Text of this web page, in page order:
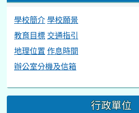
學校簡介學校願景
教育目標 交通指引
地理位置 作息時間
辦公室分機及信箱
行政單位